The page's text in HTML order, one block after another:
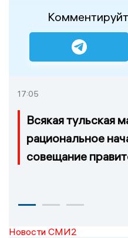
17:05
Всякая тульская
рациональное
совещание
Новости СМИ2